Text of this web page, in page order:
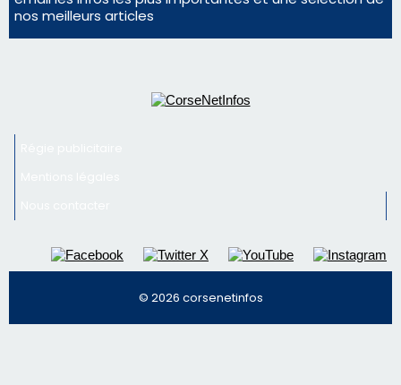
Mentions légales
Nous contacter